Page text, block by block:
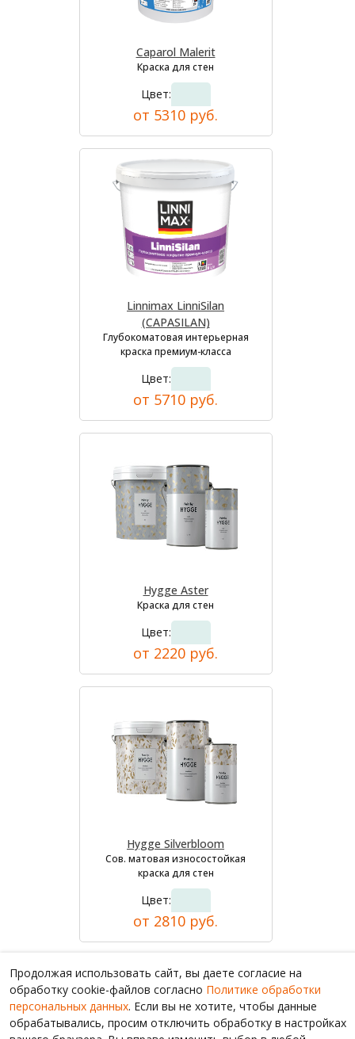
Caparol Malerit
Краска для стен
Цвет:
от 5310 руб.
Linnimax LinniSilan
(CAPASILAN)
Глубокоматовая интерьерная
краска премиум-класса
Цвет:
от 5710 руб.
Hygge Aster
Краска для стен
Цвет:
от 2220 руб.
Hygge Silverbloom
Сов. матовая износостойкая
краска для стен
Цвет:
от 2810 руб.
Продолжая использовать сайт, вы даете согласие на
обработку cookie-файлов согласно Политике обработки
персональных данных. Если вы не хотите, чтобы данные
обрабатывались, просим отключить обработку в настройках